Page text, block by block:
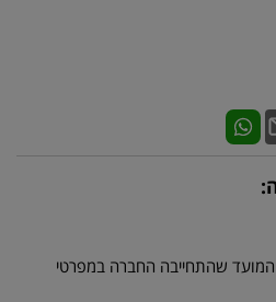
שהתחייבה החברה במפרטי